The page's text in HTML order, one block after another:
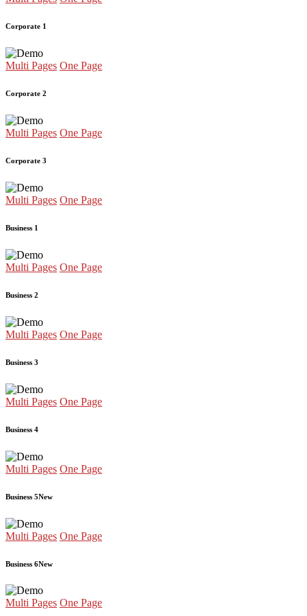
Corporate 1
Multi Pages One Page
Corporate 2
Multi Pages One Page
Corporate 3
Multi Pages One Page
Business 1
Multi Pages One Page
Business 2
Multi Pages One Page
Business 3
Multi Pages One Page
Business 4
Multi Pages One Page
Business 5New
Multi Pages One Page
Business 6New
Multi Pages One Page